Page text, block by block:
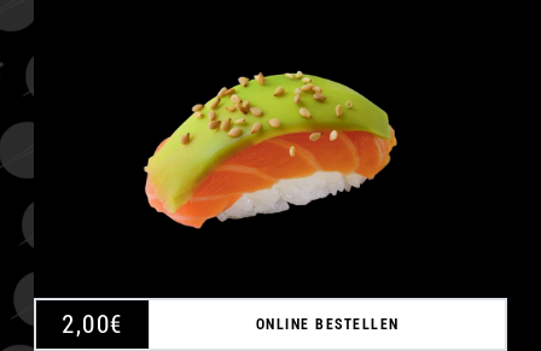
2,00€ ONLINE BESTELLEN